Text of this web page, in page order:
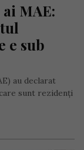
MAE:
e sub
au declarat
sunt rezidenți